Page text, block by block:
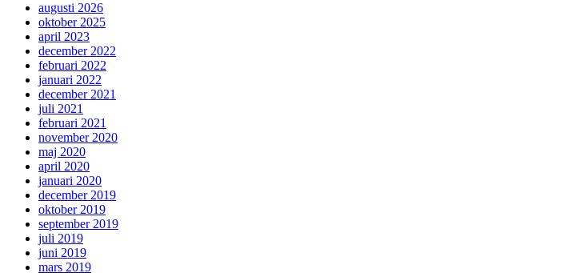
augusti 2026
oktober 2025
april 2023
december 2022
februari 2022
januari 2022
december 2021
juli 2021
februari 2021
november 2020
maj 2020
april 2020
januari 2020
december 2019
oktober 2019
september 2019
juli 2019
juni 2019
mars 2019